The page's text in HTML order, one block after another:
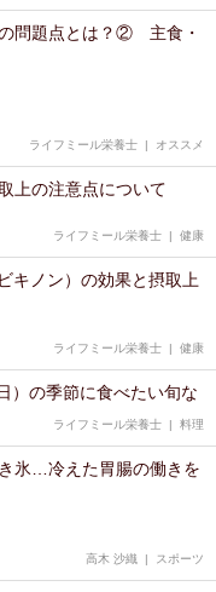
問題点とは？② 主食・
ライフミール栄養士 | オススメ
上の注意点について
ライフミール栄養士 | 健康
キノン）の効果と摂取上
ライフミール栄養士 | 健康
）の季節に食べたい旬な
ライフミール栄養士 | 料理
氷…冷えた胃腸の働きを
高木 沙織 | スポーツ